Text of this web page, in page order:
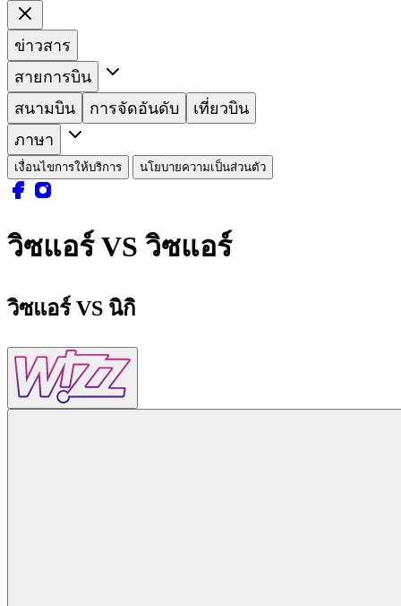
ข่าวสาร
สายการบิน
สนามบิน
การจัดอันดับ
เที่ยวบิน
ภาษา
เงื่อนไขการให้บริการ นโยบายความเป็นส่วนตัว
วิซแอร์ VS วิซแอร์
วิซแอร์ VS นิกิ